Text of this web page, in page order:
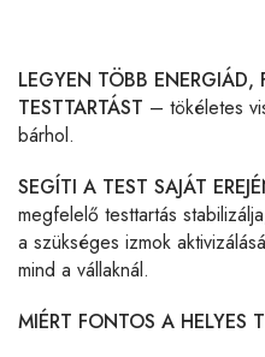
LEGYEN TÖBB ENERGIÁD,
TESTTARTÁST – tökéletes
bárhol.
SEGÍTI A TEST SAJÁT
megfelelő testtartás
a szükséges izmok
mind a vállaknál.
MIÉRT FONTOS A HELYES